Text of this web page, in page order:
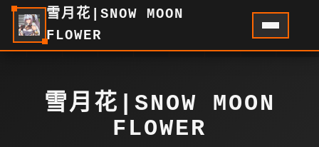
雪月花|SNOW MOON
FLOWER
雪月花|SNOW MOON
FLOWER